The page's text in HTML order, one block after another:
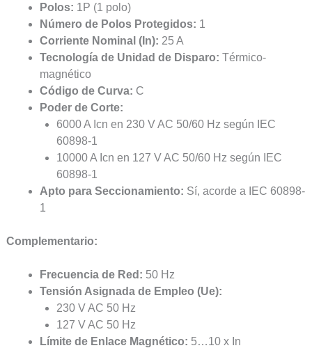
Polos: 1P (1 polo)
Número de Polos Protegidos: 1
Corriente Nominal (In): 25 A
Tecnología de Unidad de Disparo: Térmico-
magnético
Código de Curva: C
Poder de Corte:
6000 A Icn en 230 V AC 50/60 Hz según IEC
60898-1
10000 A Icn en 127 V AC 50/60 Hz según IEC
60898-1
Apto para Seccionamiento: Sí, acorde a IEC 60898-
1
Complementario:
Frecuencia de Red: 50 Hz
Tensión Asignada de Empleo (Ue):
230 V AC 50 Hz
127 V AC 50 Hz
Límite de Enlace Magnético: 5…10 x In